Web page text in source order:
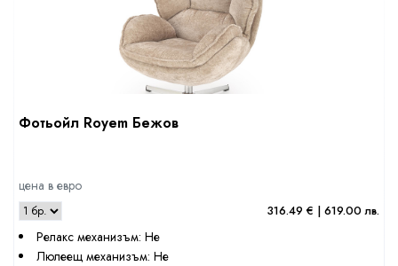
Фотьойл Royem Бежов
цена в евро
316.49 € | 619.00 лв.
Релакс механизъм: Не
Люлеещ механизъм: Не